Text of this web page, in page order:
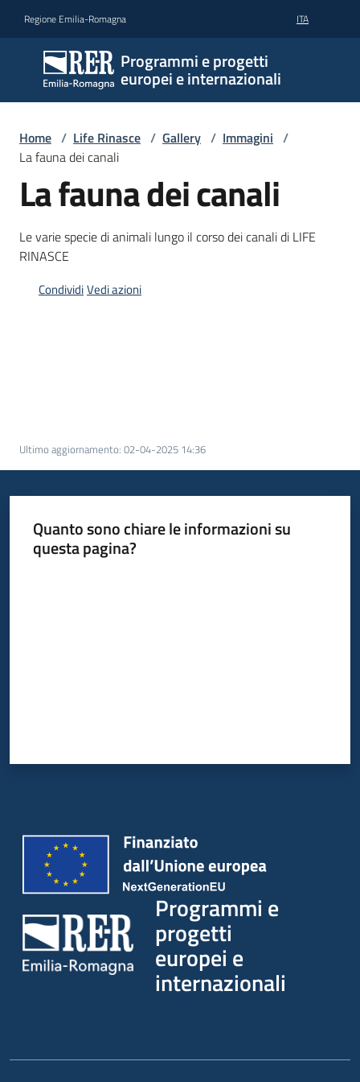
Regione Emilia-Romagna ITA
Programmi e progetti
europei e internazionali
Home / Life Rinasce / Gallery / Immagini /
La fauna dei canali
La fauna dei canali
Le varie specie di animali lungo il corso dei canali di LIFE
RINASCE
CondividiVedi azioni
Ultimo aggiornamento: 02-04-2025 14:36
Quanto sono chiare le informazioni su
questa pagina?
Programmi e
progetti
europei e
internazionali